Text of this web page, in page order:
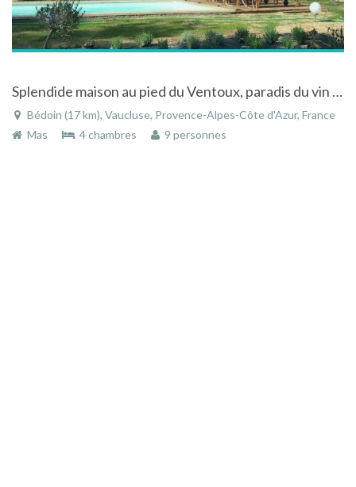
Splendide maison au pied du Ventoux, paradis du vin et du vélo avec piscine
Bédoin (17 km), Vaucluse, Provence-Alpes-Côte d'Azur, France
Mas
4 chambres 9 personnes